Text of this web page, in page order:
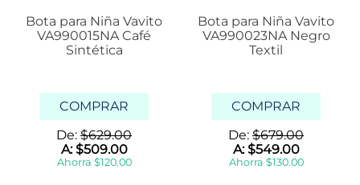
Bota para Niña Vavito
VA990015NA Café
Sintética
COMPRAR
De: $629.00
A:$509.00
Ahorra $120.00
Bota para Niña Vavito
VA990023NA Negro
Textil
COMPRAR
De: $679.00
A:$549.00
Ahorra $130.00